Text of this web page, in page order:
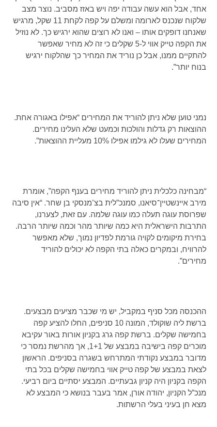
אחד, אבל הוא עשה עבודה יפה ויש באזז מסביב. נוצר מצב
שלקוח שנכנס לארומה ומשלם על קפה לקחת 11 שקל, מרגיש
שאנחנו דופקים אותו – ואנו לא רוצים שהוא ירגיש כך. לא נוזיל
את הקפה טייק אווי ל-5 שקלים כי זה לא מחיר שאפשר
להתקיים ממנו, אבל כן נוריד את המחיר כך שהלקוח ירגיש
בנוח יותר”.
נמני טוען שלא ניתן להוריד את המחירים “אפילו באגורה אחת.
ההוצאות רק גדלות והולכות וכמעט שלא העלינו מחירים.
המחירים שעלו לא גילמו אפילו 10% מעליית ההוצאות”.
“מבחינה כלכלית ניתן להוריד מחירים בענף הקפה”, אומרת
מירב איינשטיין־סיאנו, סמנכ”לית בצ’מנסקי בן שחר. “אין סיבה
שפרוסת עוגה תעלה כמו עוגה שלמה. עם זאת, לצערנו,
התרבות הישראלית היא כמה שיותר מהר וכמה שיותר הרבה.
בחירת מיקומים לקויה גורמת לפדיון נמוך, שלא מאפשר
להרוויח, ובמקרים כאלה בתי הקפה לא יכולים להוריד
מחירים”.
ההכנסה מכל סניף במקביל, יש מי שכבר מציעים מבצעים.
ברשת ליה שוקולד, המונה 10 סניפים, החלו להציע קפה
בחמישה שקלים. ברשת קפה גרג בקניון אורות באור עקיבא
מוכרים קפה בישיבה במבצע של 1‏+1, אך מהרשת נמסר כי
מדובר במבצע נקודתי המתרחש בשגרה בסניפים. הראשון
לצאת במבצע של קפה טייק אווי בחמישה שקלים בכל בתי
הקפה בקניון היה קניון גבעתיים. המבצע יסתיים ביום רביעי.
מנכ”ל הקניון, יהודה אורן, אמר בעבר בנושא כי המבצע לא
מצא חן בעיני בעלי הרשתות.